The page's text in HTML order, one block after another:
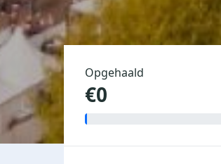
Opgehaald
€0